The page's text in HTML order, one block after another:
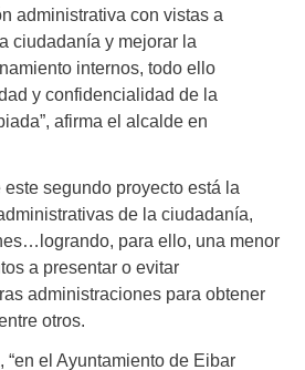
administrativa con vistas a
ciudadanía y mejorar la
internos, todo ello
y confidencialidad de la
afirma el alcalde en
segundo proyecto está la
de la ciudadanía,
para ello, una menor
a presentar o evitar
administraciones para obtener
otros.
“en el Ayuntamiento de Eibar